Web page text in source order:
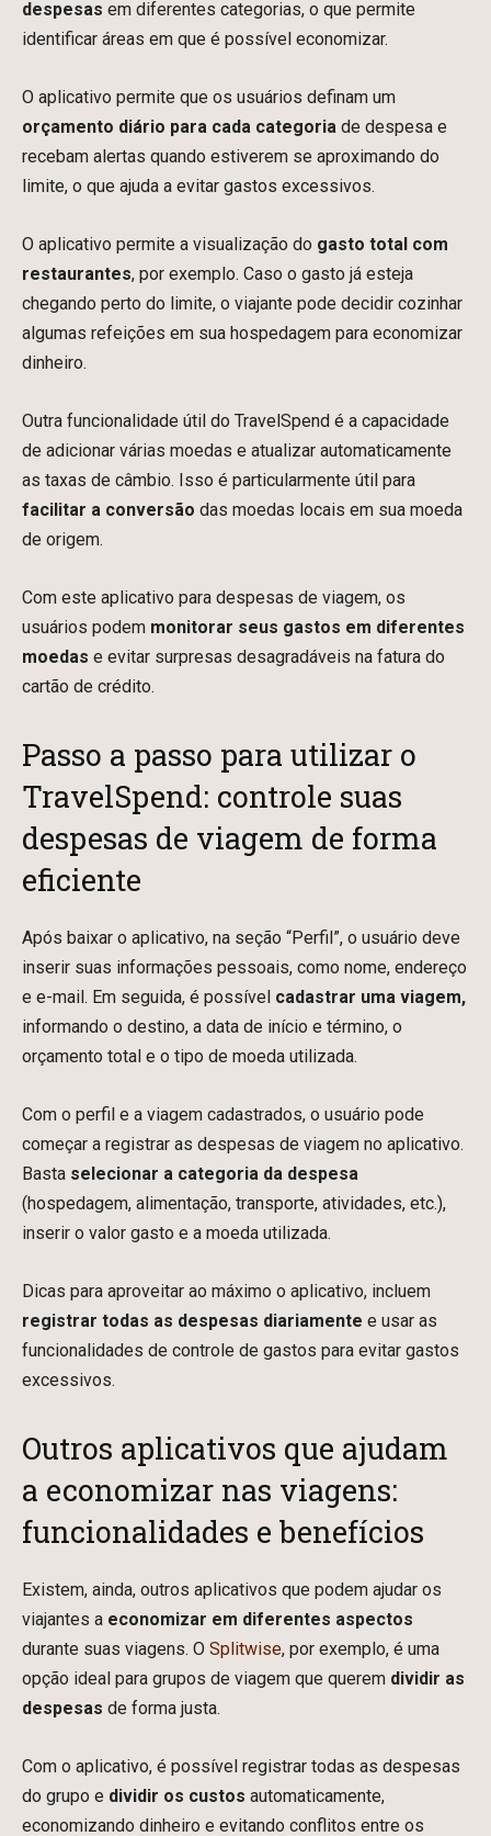
despesas em diferentes categorias, o que permite
identificar áreas em que é possível economizar.
O aplicativo permite que os usuários definam um
orçamento diário para cada categoria de despesa e
recebam alertas quando estiverem se aproximando do
limite, o que ajuda a evitar gastos excessivos.
O aplicativo permite a visualização do gasto total com
restaurantes, por exemplo. Caso o gasto já esteja
chegando perto do limite, o viajante pode decidir cozinhar
algumas refeições em sua hospedagem para economizar
dinheiro.
Outra funcionalidade útil do TravelSpend é a capacidade
de adicionar várias moedas e atualizar automaticamente
as taxas de câmbio. Isso é particularmente útil para
facilitar a conversão das moedas locais em sua moeda
de origem.
Com este aplicativo para despesas de viagem, os
usuários podem monitorar seus gastos em diferentes
moedas e evitar surpresas desagradáveis na fatura do
cartão de crédito.
Passo a passo para utilizar o
TravelSpend: controle suas
despesas de viagem de forma
eficiente
Após baixar o aplicativo, na seção “Perfil”, o usuário deve
inserir suas informações pessoais, como nome, endereço
e e-mail. Em seguida, é possível cadastrar uma viagem,
informando o destino, a data de início e término, o
orçamento total e o tipo de moeda utilizada.
Com o perfil e a viagem cadastrados, o usuário pode
começar a registrar as despesas de viagem no aplicativo.
Basta selecionar a categoria da despesa
(hospedagem, alimentação, transporte, atividades, etc.),
inserir o valor gasto e a moeda utilizada.
Dicas para aproveitar ao máximo o aplicativo, incluem
registrar todas as despesas diariamente e usar as
funcionalidades de controle de gastos para evitar gastos
excessivos.
Outros aplicativos que ajudam
a economizar nas viagens:
funcionalidades e benefícios
Existem, ainda, outros aplicativos que podem ajudar os
viajantes a economizar em diferentes aspectos
durante suas viagens. O Splitwise, por exemplo, é uma
opção ideal para grupos de viagem que querem dividir as
despesas de forma justa.
Com o aplicativo, é possível registrar todas as despesas
do grupo e dividir os custos automaticamente,
economizando dinheiro e evitando conflitos entre os